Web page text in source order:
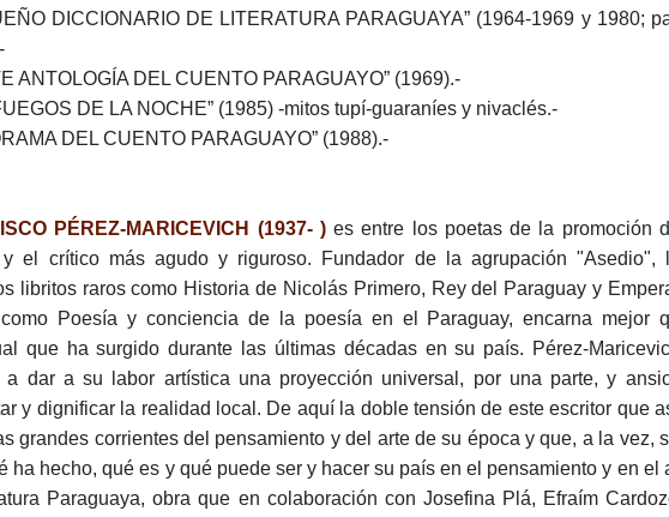
DICCIONARIO DE LITERATURA PARAGUAYA” (1964-1969 y 1980;
ANTOLOGÍA DEL CUENTO PARAGUAYO” (1969).-
DE LA NOCHE” (1985) -mitos tupí-guaraníes y nivaclés.-
DEL CUENTO PARAGUAYO” (1988).-
PÉREZ-MARICEVICH (1937- ) es entre los poetas de la promoción
y el crítico más agudo y riguroso. Fundador de la agrupación
libritos raros como Historia de Nicolás Primero, Rey del Paraguay y
Poesía y conciencia de la poesía en el Paraguay, encarna mejor
que ha surgido durante las últimas décadas en su país. Pérez-
a dar a su labor artística una proyección universal, por una parte, y
y dignificar la realidad local. De aquí la doble tensión de este escritor que
grandes corrientes del pensamiento y del arte de su época y que, a la vez,
ha hecho, qué es y qué puede ser y hacer su país en el pensamiento y en
Paraguaya, obra que en colaboración con Josefina Plá, Efraím